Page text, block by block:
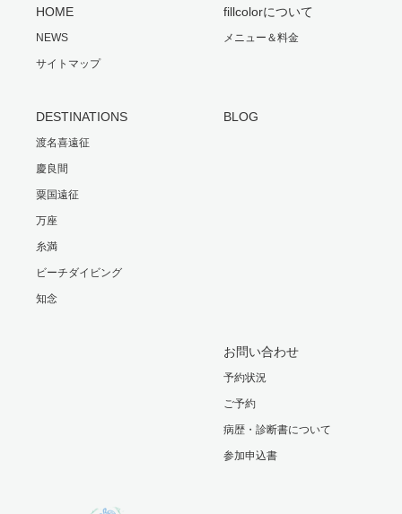
HOME
NEWS
サイトマップ
fillcolorについて
メニュー＆料金
DESTINATIONS
渡名喜遠征
慶良間
粟国遠征
万座
糸満
ビーチダイビング
知念
BLOG
お問い合わせ
予約状況
ご予約
病歴・診断書について
参加申込書